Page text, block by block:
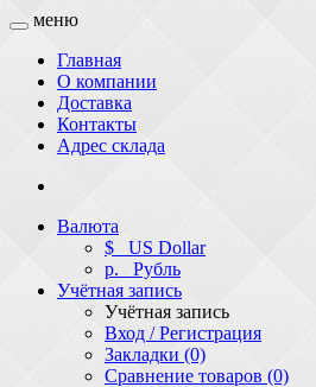
меню
Главная
О компании
Доставка
Контакты
Адрес склада
Валюта
$ US Dollar
р. Рубль
Учётная запись
Учётная запись
Вход / Регистрация
Закладки (0)
Сравнение товаров (0)